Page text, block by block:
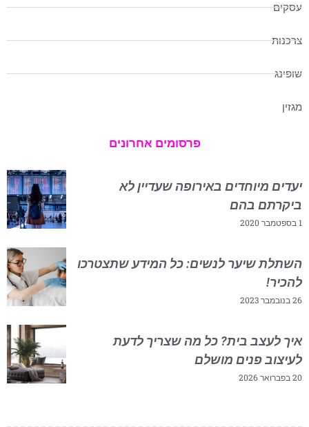
עסקים
צרכנות
שופינג
מגזין
פרסומים אחרונים
יעדים מיוחדים באירופה שעדיין לא
ביקרתם בהם
1 בספטמבר 2020
השתלת שיער לנשים: כל המידע שתצטרכו
להכיר!
26 בנובמבר 2023
איך לעצב בית? כל מה שצריך לדעת
לעיצוב פנים מושלם
20 בפברואר 2026